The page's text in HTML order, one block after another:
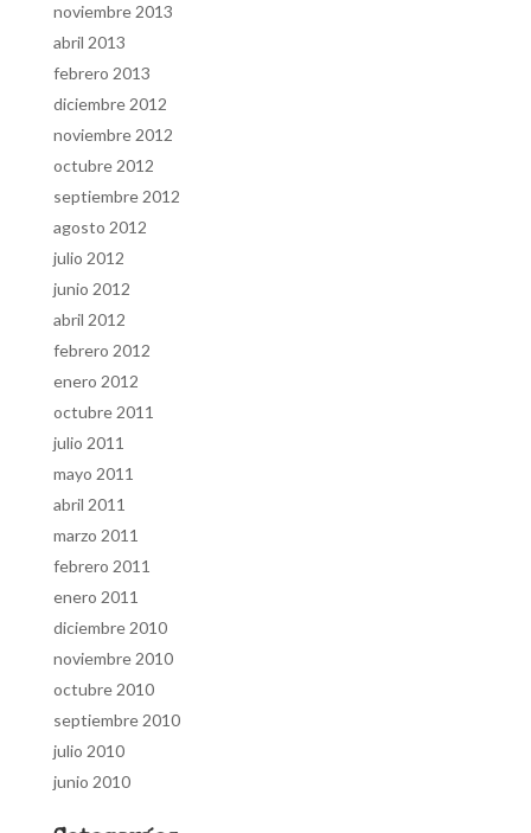
noviembre 2013
abril 2013
febrero 2013
diciembre 2012
noviembre 2012
octubre 2012
septiembre 2012
agosto 2012
julio 2012
junio 2012
abril 2012
febrero 2012
enero 2012
octubre 2011
julio 2011
mayo 2011
abril 2011
marzo 2011
febrero 2011
enero 2011
diciembre 2010
noviembre 2010
octubre 2010
septiembre 2010
julio 2010
junio 2010